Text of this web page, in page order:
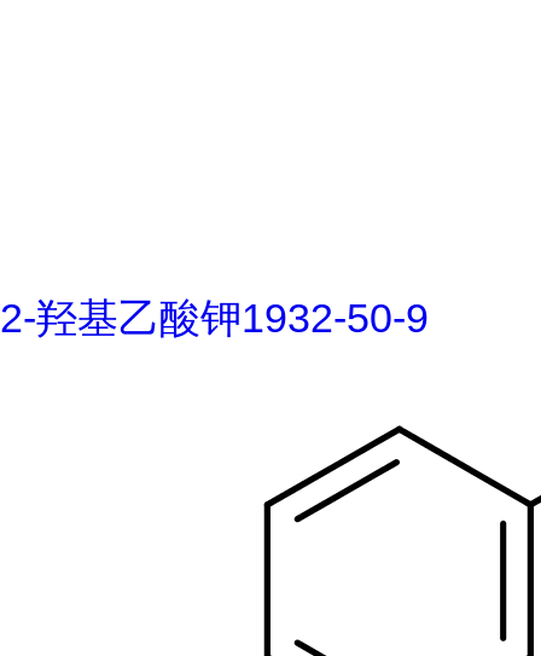
2-羟基乙酸钾1932-50-9